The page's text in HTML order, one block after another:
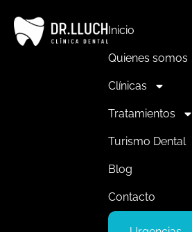
Inicio
Quienes somos
Clínicas
Tratamientos
Turismo Dental
Blog
Contacto